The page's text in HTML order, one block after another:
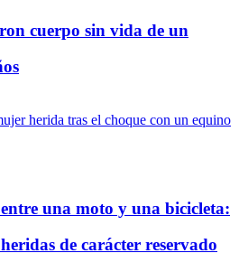
cuerpo sin vida de un
una moto y una bicicleta:
de carácter reservado